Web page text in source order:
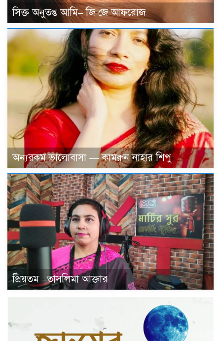
সিক্ত অনুতপ্ত আমি– জি জে আফরোজ
অন্যরকম ভালোবাসা — কামরুন নাহার শিপু
প্রিয়তম –তাসলিমা আক্তার